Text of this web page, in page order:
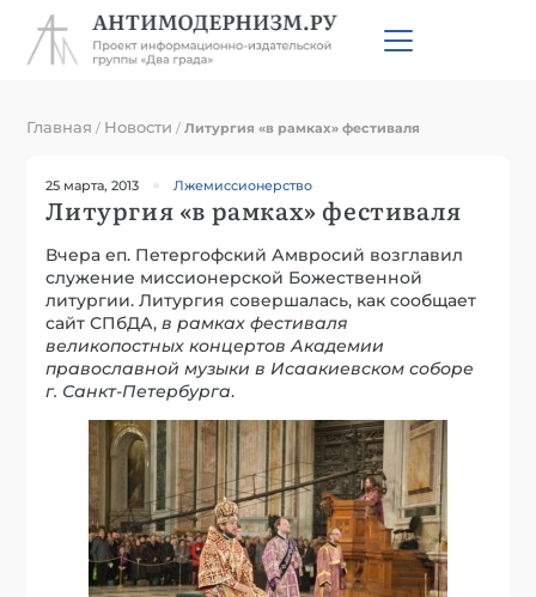
Главная / Новости /Литургия «в рамках» фестиваля
25 марта, 2013 Лжемиссионерство
Литургия «в рамках» фестиваля
Вчера еп. Петергофский Амвросий возглавил
служение миссионерской Божественной
литургии. Литургия совершалась, как сообщает
сайт СПбДА,в рамках фестиваля
великопостных концертов Академии
православной музыки в Исаакиевском соборе
г. Санкт-Петербурга.